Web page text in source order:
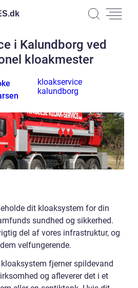
dk
i Kalundborg ved
kloakmester
kloakservice
kalundborg
dit kloaksystem for din
sundhed og sikkerhed.
del af vores infrastruktur, og
velfungerende.
fjerner spildevand
og afleverer det i et